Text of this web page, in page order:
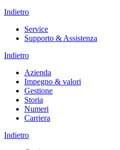
Indietro
Service
Supporto & Assistenza
Indietro
Azienda
Impegno & valori
Gestione
Storia
Numeri
Carriera
Indietro